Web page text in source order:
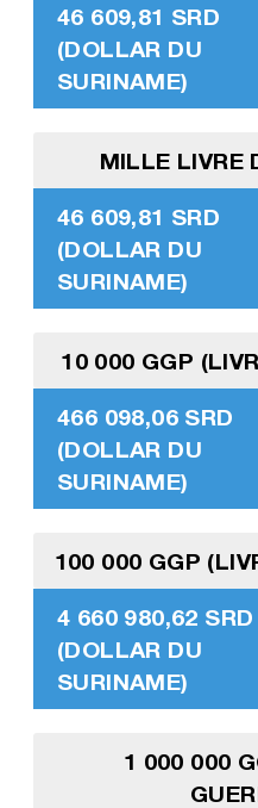
46 609,81 SRD
(DOLLAR DU
SURINAME)
MILLE LIVRE
46 609,81 SRD
(DOLLAR DU
SURINAME)
10 000 GGP
466 098,06 SRD
(DOLLAR DU
SURINAME)
100 000 GGP
4 660 980,62 SRD
(DOLLAR DU
SURINAME)
1 000 000